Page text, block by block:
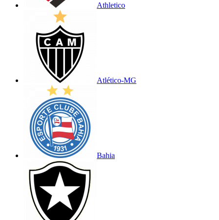
Athletico
Atlético-MG
Bahia